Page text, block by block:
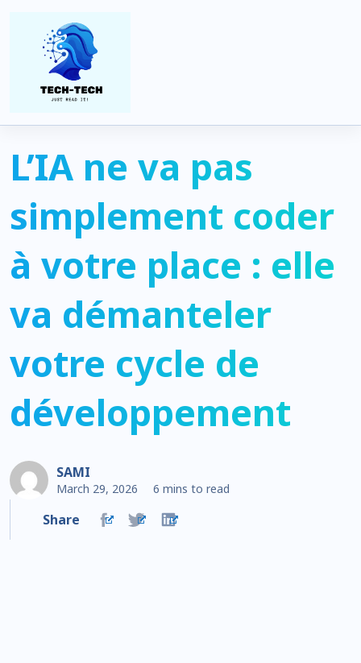
Home
Artificial Intelligence
L’IA ne va pas simplement coder à votre place : elle va
démanteler votre cycle de développement
L’IA ne va pas
simplement coder
à votre place : elle
va démanteler
votre cycle de
développement
SAMI
March 29, 2026 6 mins to read
Share